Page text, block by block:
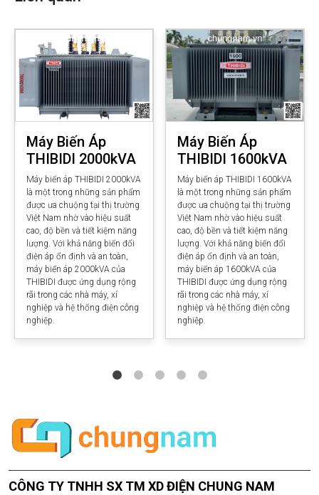
Máy Biến Áp
THIBIDI 2000kVA
Máy biến áp THIBIDI 2000kVA
là một trong những sản phẩm
được ưa chuộng tại thị trường
Việt Nam nhờ vào hiệu suất
cao, độ bền và tiết kiệm năng
lượng. Với khả năng biến đổi
điện áp ổn định và an toàn,
máy biến áp 2000kVA của
THIBIDI được ứng dụng rộng
rãi trong các nhà máy, xí
nghiệp và hệ thống điện công
nghiệp.
Máy Biến Áp
THIBIDI 1600kVA
Máy biến áp THIBIDI 1600kVA
là một trong những sản phẩm
được ưa chuộng tại thị trường
Việt Nam nhờ vào hiệu suất
cao, độ bền và tiết kiệm năng
lượng. Với khả năng biến đổi
điện áp ổn định và an toàn,
máy biến áp 1600kVA của
THIBIDI được ứng dụng rộng
rãi trong các nhà máy, xí
nghiệp và hệ thống điện công
nghiệp.
CÔNG TY TNHH SX TM XD ĐIỆN CHUNG NAM